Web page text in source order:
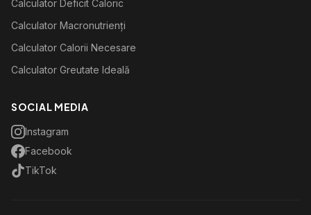
Calculator Deficit Caloric
Calculator Macronutrienți
Calculator Calorii Necesare
Calculator Greutate Ideală
SOCIAL MEDIA
Instagram
Facebook
TikTok